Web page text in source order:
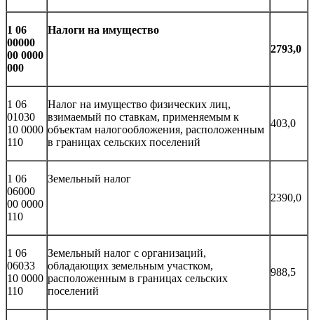
1 06
00000
00 0000
000
Налоги на имущество
2793,0
1 06
01030
10 0000
110
Налог на имущество физических лиц,
взимаемый по ставкам, применяемым к
объектам налогообложения, расположенным
в границах сельских поселений
403,0
1 06
06000
00 0000
110
Земельный налог
2390,0
1 06
06033
10 0000
110
Земельный налог с организаций,
обладающих земельным участком,
расположенным в границах сельских
поселений
988,5